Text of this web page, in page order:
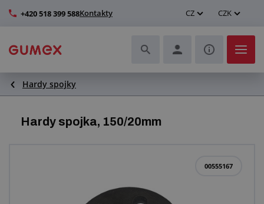
+420 518 399 588Kontakty CZ CZK
Hadice a jejich kompletace
Profily a výroba těsnění
Hardy spojky
Hardy spojka, 150/20mm
00555167